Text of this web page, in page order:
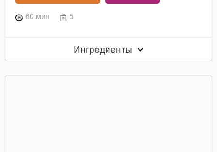
60 мин 5
Ингредиенты